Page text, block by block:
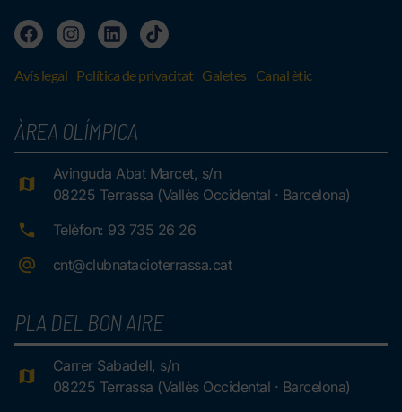
Avís legal Política de privacitat Galetes Canal ètic
ÀREA OLÍMPICA
Avinguda Abat Marcet, s/n
08225 Terrassa (Vallès Occidental · Barcelona)
Telèfon: 93 735 26 26
cnt@clubnatacioterrassa.cat
PLA DEL BON AIRE
Carrer Sabadell, s/n
08225 Terrassa (Vallès Occidental · Barcelona)